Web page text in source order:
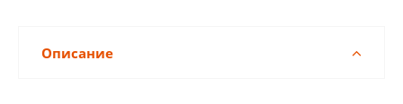
Описание